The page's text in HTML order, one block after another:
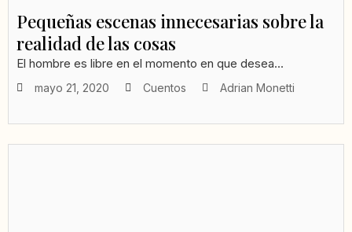
Pequeñas escenas innecesarias sobre la
realidad de las cosas
El hombre es libre en el momento en que desea...
mayo 21, 2020 Cuentos Adrian Monetti